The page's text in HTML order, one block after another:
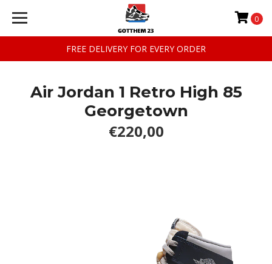
FREE DELIVERY FOR EVERY ORDER
0
Air Jordan 1 Retro High 85
Georgetown
€220,00